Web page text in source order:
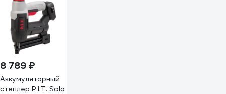
8 789 ₽
Аккумуляторный
степлер P.I.T. Solo